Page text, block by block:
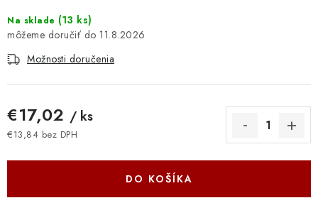
: TOP PRODUKTY
ZNAČKY
Odstúpenie od zmluvy
Na sklade (13 ks)
11.8.2026
Možnosti doručenia
€17,02 / ks
€13,84 bez DPH
DO KOŠÍKA